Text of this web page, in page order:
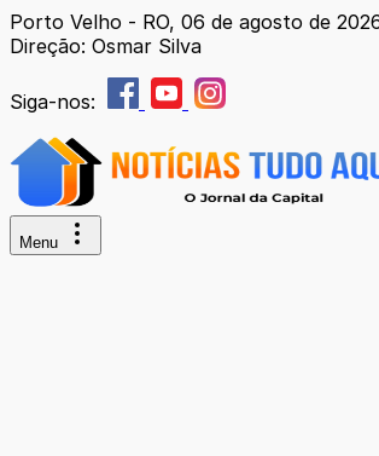
Porto Velho - RO, 06 de agosto de
Direção: Osmar Silva
Siga-nos:
Menu